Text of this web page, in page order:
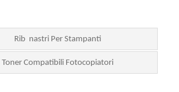
Rib nastri Per Stampanti
Toner Compatibili Fotocopiatori